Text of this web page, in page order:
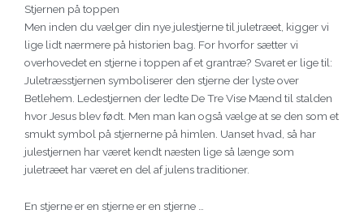
Stjernen på toppen
Men inden du vælger din nye julestjerne til juletræet, kigger vi
lige lidt nærmere på historien bag. For hvorfor sætter vi
overhovedet en stjerne i toppen af et grantræ? Svaret er lige til:
Juletræsstjernen symboliserer den stjerne der lyste over
Betlehem. Ledestjernen der ledte De Tre Vise Mænd til stalden
hvor Jesus blev født. Men man kan også vælge at se den som et
smukt symbol på stjernerne på himlen. Uanset hvad, så har
julestjernen har været kendt næsten lige så længe som
juletræet har været en del af julens traditioner.
En stjerne er en stjerne er en stjerne …